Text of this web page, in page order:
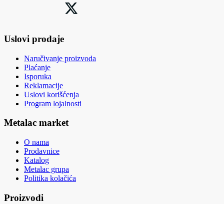
Uslovi prodaje
Naručivanje proizvoda
Plaćanje
Isporuka
Reklamacije
Uslovi korišćenja
Program lojalnosti
Metalac market
O nama
Prodavnice
Katalog
Metalac grupa
Politika kolačića
Proizvodi